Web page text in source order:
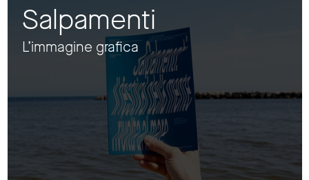
Salpamenti
L’immagine grafica